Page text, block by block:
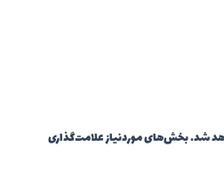
شد.بخش‌های موردنیاز علامت‌گذاری